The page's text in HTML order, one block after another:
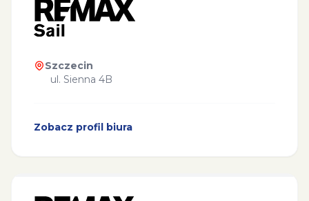
Szczecin
ul. Sienna 4B
Zobacz profil biura